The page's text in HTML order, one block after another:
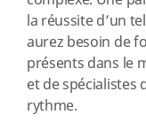
la réussite d’un
aurez besoin de
présents dans le
et de spécialistes
rythme.